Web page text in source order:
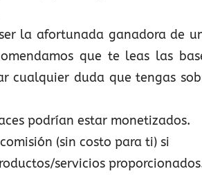
la afortunada ganadora de
que te leas las
cualquier duda que tengas
podrían estar monetizados.
(sin costo para ti) si
servicios